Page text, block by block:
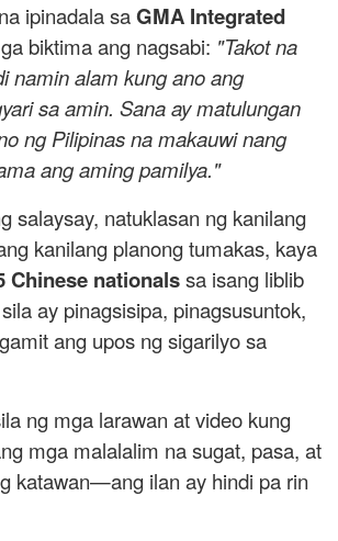
ipinadala saGMA Integrated
biktima ang nagsabi: "Takot na
namin alam kung ano ang
sa amin. Sana ay matulungan
ng Pilipinas na makauwi nang
ang aming pamilya."
salaysay, natuklasan ng kanilang
kanilang planong tumakas, kaya
Chinese nationalssa isang liblib
ay pinagsisipa, pinagsusuntok,
ang upos ng sigarilyo sa
ng mga larawan at video kung
mga malalalim na sugat, pasa, at
katawan—ang ilan ay hindi pa rin